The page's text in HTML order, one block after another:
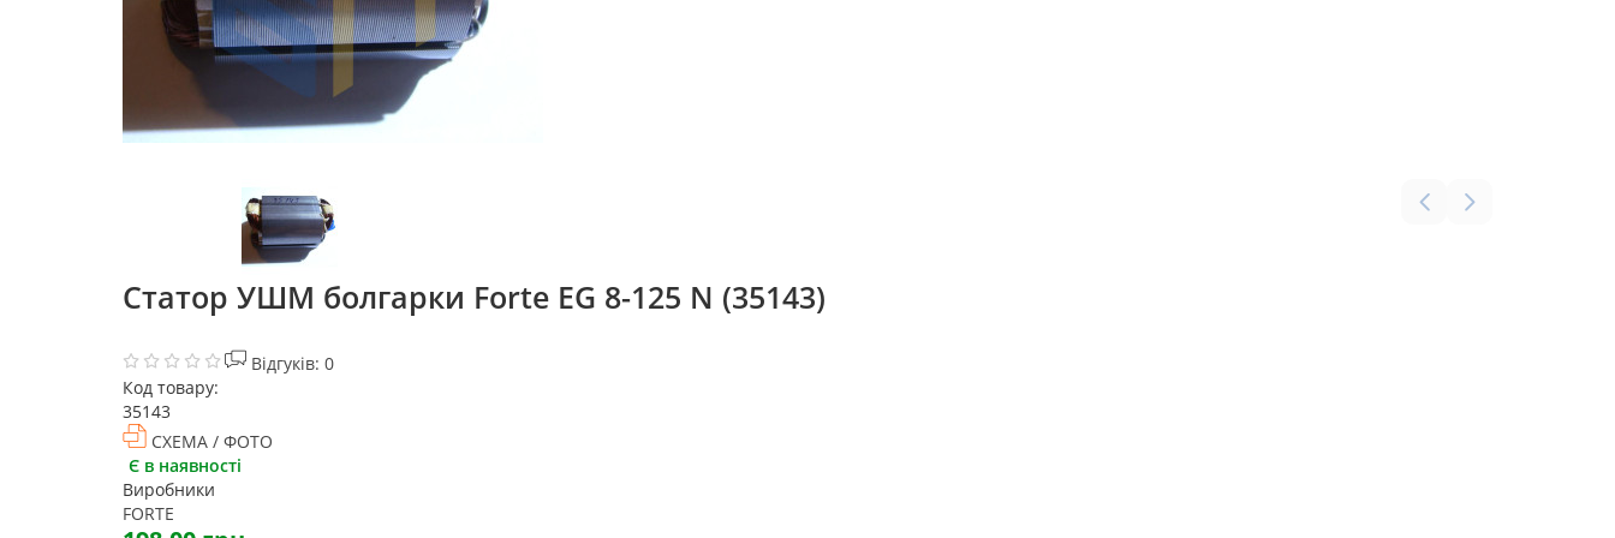
Статор УШМ болгарки Forte EG 8-125 N (35143)
Відгуків: 0
Код товару:
35143
СХЕМА / ФОТО
Є в наявності
Виробники
FORTE